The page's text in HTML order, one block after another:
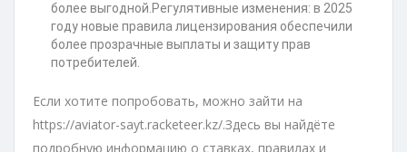
более выгодной.Регулятивные изменения: в 2025
году новые правила лицензирования обеспечили
более прозрачные выплаты и защиту прав
потребителей.
Если хотите попробовать, можно зайти на
https://aviator-sayt.racketeer.kz/.Здесь вы найдёте
подробную информацию о ставках, правилах и